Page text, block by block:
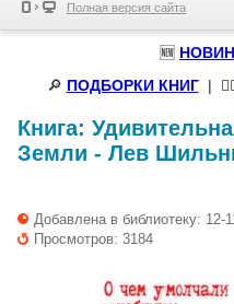
Полная версия сайта
🆕
🔎 ПОДБОРКИ КНИГ|
Книга:
Земли - Лев
Добавлена в библиотеку: 12-
Просмотров: 3184